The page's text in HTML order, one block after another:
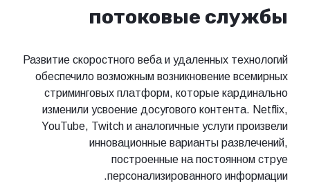
потоковые
Развитие скоростного веба и удаленных
обеспечило возможным возникновение
стриминговых платформ, которые
изменили усвоение досугового
YouTube, Twitch и аналогичные услуги
инновационные варианты
построенные на
персонализированного